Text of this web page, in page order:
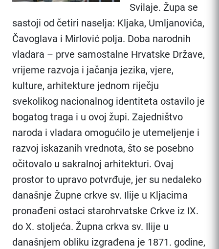
Svilaje. Župa se
sastoji od četiri naselja: Kljaka, Umljanovića,
Čavoglava i Mirlović polja. Doba narodnih
vladara – prve samostalne Hrvatske Države,
vrijeme razvoja i jačanja jezika, vjere,
kulture, arhitekture jednom riječju
svekolikog nacionalnog identiteta ostavilo je
bogatog traga i u ovoj župi. Zajedništvo
naroda i vladara omogućilo je utemeljenje i
razvoj iskazanih vrednota, što se posebno
očitovalo u sakralnoj arhitekturi. Ovaj
prostor to upravo potvrđuje, jer su nedaleko
današnje Župne crkve sv. Ilije u Kljacima
pronađeni ostaci starohrvatske Crkve iz IX.
do X. stoljeća. Župna crkva sv. Ilije u
današnjem obliku izgrađena je 1871. godine,